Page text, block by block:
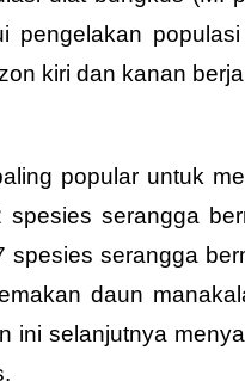
pengelakan
kiri dan kanan
popular untuk
serangga
serangga
daun
ini selanjutnya